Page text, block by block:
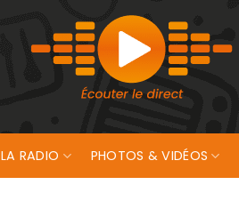
LA RADIO PHOTOS & VIDÉOS